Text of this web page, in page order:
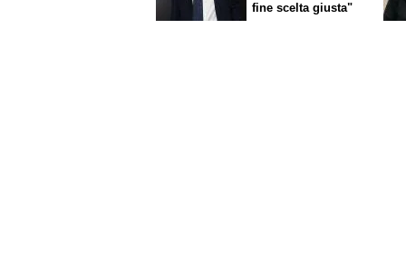
fine scelta giusta"